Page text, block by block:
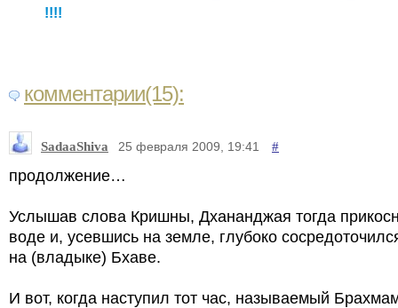
!!!!
комментарии(15):
SadaaShiva 25 февраля 2009, 19:41 #
продолжение…
Услышав слова Кришны, Дхананджая тогда
воде и, усевшись на земле, глубоко
на (владыке) Бхаве.
И вот, когда наступил тот час, называемый